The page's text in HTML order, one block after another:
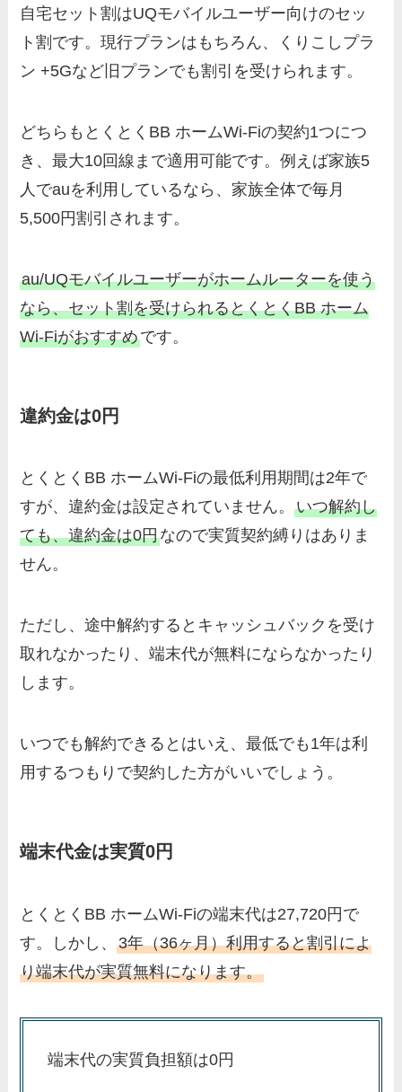
自宅セット割はUQモバイルユーザー向けのセッ
ト割です。現行プランはもちろん、くりこしプラ
ン +5Gなど旧プランでも割引を受けられます。
どちらもとくとくBB ホームWi-Fiの契約1つにつ
き、最大10回線まで適用可能です。例えば家族5
人でauを利用しているなら、家族全体で毎月
5,500円割引されます。
au/UQモバイルユーザーがホームルーターを使う
なら、セット割を受けられるとくとくBB ホーム
Wi-Fiがおすすめです。
違約金は0円
とくとくBB ホームWi-Fiの最低利用期間は2年で
すが、違約金は設定されていません。いつ解約し
ても、違約金は0円なので実質契約縛りはありま
せん。
ただし、途中解約するとキャッシュバックを受け
取れなかったり、端末代が無料にならなかったり
します。
いつでも解約できるとはいえ、最低でも1年は利
用するつもりで契約した方がいいでしょう。
端末代金は実質0円
とくとくBB ホームWi-Fiの端末代は27,720円で
す。しかし、3年（36ヶ月）利用すると割引によ
り端末代が実質無料になります。
端末代の実質負担額は0円